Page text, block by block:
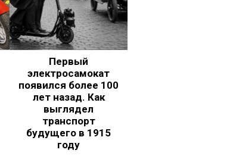
Первый
электросамокат
появился более 100
лет назад. Как
выглядел
транспорт
будущего в 1915
году